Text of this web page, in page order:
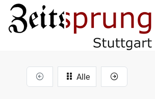
Alle